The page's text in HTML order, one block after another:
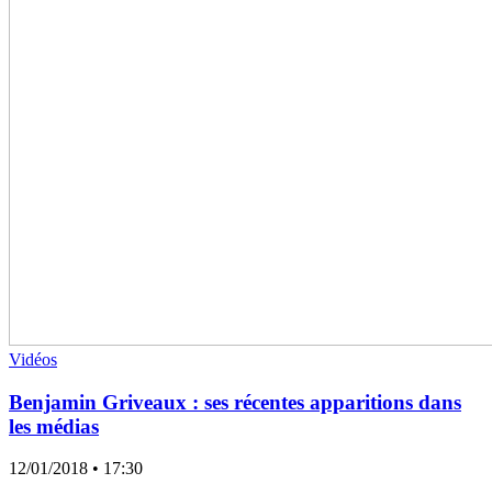
Vidéos
Benjamin Griveaux : ses récentes apparitions dans
les médias
12/01/2018 • 17:30